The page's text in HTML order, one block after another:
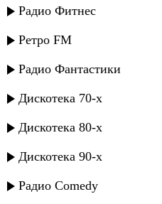
Радио Фитнес
Ретро FM
Радио Фантастики
Дискотека 70-х
Дискотека 80-х
Дискотека 90-х
Радио Comedy
Dag Style - Двигайте
Магомедрасул
(remix)
Алик Шах-Мурадов -
Rido - Главная причина